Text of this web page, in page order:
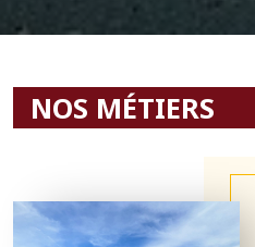
NOS MÉTIERS